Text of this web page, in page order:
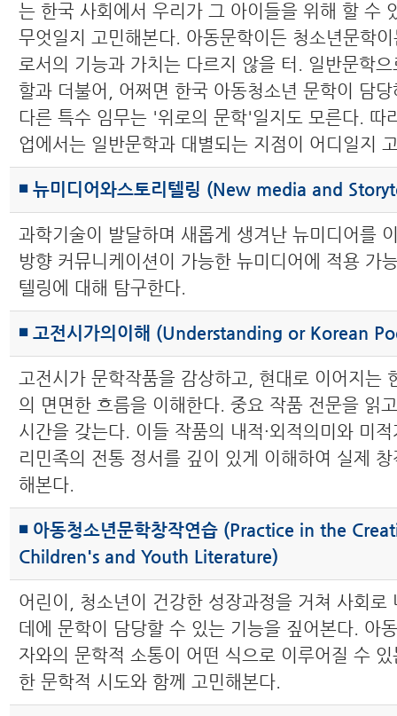
는 한국 사회에서 우리가 그 아이들을 위해 할 수
무엇일지 고민해본다. 아동문학이든 청소년문학
로서의 기능과 가치는 다르지 않을 터. 일반문학
할과 더불어, 어쩌면 한국 아동청소년 문학이 담
다른 특수 임무는 '위로의 문학'일지도 모른다. 따
업에서는 일반문학과 대별되는 지점이 어디일지
◾ 뉴미디어와스토리텔링 (New media and
과학기술이 발달하며 새롭게 생겨난 뉴미디어를
방향 커뮤니케이션이 가능한 뉴미디어에 적용 가
텔링에 대해 탐구한다.
◾ 고전시가의이해 (Understanding or Korean
고전시가 문학작품을 감상하고, 현대로 이어지는
의 면면한 흐름을 이해한다. 중요 작품 전문을 읽
시간을 갖는다. 이들 작품의 내적·외적의미와 미
리민족의 전통 정서를 깊이 있게 이해하여 실제
해본다.
◾ 아동청소년문학창작연습 (Practice in the
Children's and Youth Literature)
어린이, 청소년이 건강한 성장과정을 거쳐 사회로
데에 문학이 담당할 수 있는 기능을 짚어본다. 아
자와의 문학적 소통이 어떤 식으로 이루어질 수
한 문학적 시도와 함께 고민해본다.